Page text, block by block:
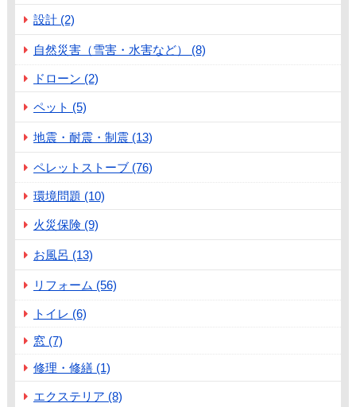
設計 (2)
自然災害（雪害・水害など） (8)
ドローン (2)
ペット (5)
地震・耐震・制震 (13)
ペレットストーブ (76)
環境問題 (10)
火災保険 (9)
お風呂 (13)
リフォーム (56)
トイレ (6)
窓 (7)
修理・修繕 (1)
エクステリア (8)